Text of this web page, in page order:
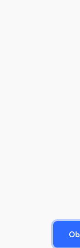
EcoRich
empresas y
objetivos